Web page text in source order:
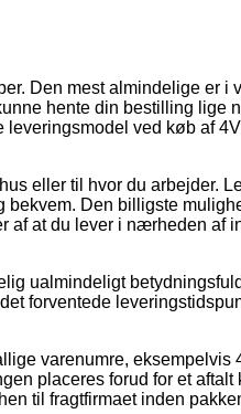
Den mest almindelige er i
hente din bestilling lige
leveringsmodel ved køb af
eller til hvor du arbejder.
bekvem. Den billigste
af at du lever i nærheden af
ualmindeligt
forventede
varenumre, eksempelvis
placeres forud for et
til fragtfirmaet inden